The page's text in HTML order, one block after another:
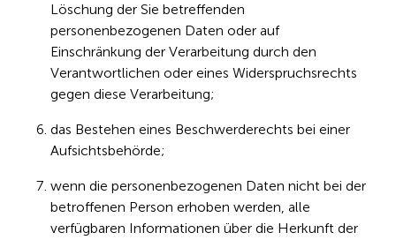
Löschung der Sie betreffenden
personenbezogenen Daten oder auf
Einschränkung der Verarbeitung durch den
Verantwortlichen oder eines Widerspruchsrechts
gegen diese Verarbeitung;
das Bestehen eines Beschwerderechts bei einer
Aufsichtsbehörde;
wenn die personenbezogenen Daten nicht bei der
betroffenen Person erhoben werden, alle
verfügbaren Informationen über die Herkunft der